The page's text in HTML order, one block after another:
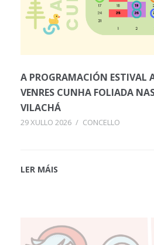
A PROGRAMACIÓN ESTIVAL
VENRES CUNHA FOLIADA
VILACHÁ
29 XULLO 2026 / CONCELLO
LER MÁIS